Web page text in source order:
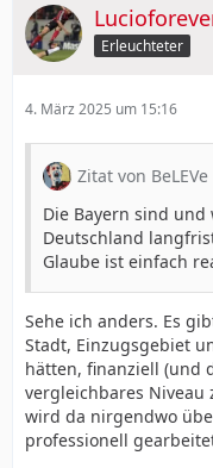
Erleuchteter
4. März 2025 um 15:16
Zitat von BeLEVe
Die Bayern sind
Deutschland
Glaube ist einfach
Sehe ich anders. Es
Stadt, Einzugsgebiet
hätten, finanziell (und
vergleichbares
wird da nirgendwo
professionell